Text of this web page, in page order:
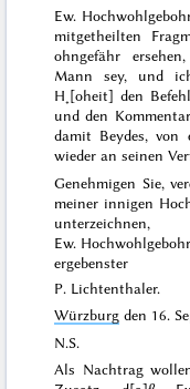
Ew.
mitgetheilten
ohngefähr
Mann sey, und
H˖[oheit] den
und den
damit Beydes, von
wieder an seinen
Genehmigen Sie,
meiner innigen
unterzeichnen,
Ew.
ergebenster
P. Lichtenthaler.
Würzburg den 16.
N.S.
Als Nachtrag